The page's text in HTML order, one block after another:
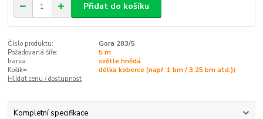
Přidat do košíku
Číslo produktu:
Gora 283/5
Požadovaná šíře:
5 m
barva:
světle hnědá
Košík=:
délka koberce (např. 1 bm / 3,25 bm atd.))
Hlídat cenu / dostupnost
Kompletní specifikace